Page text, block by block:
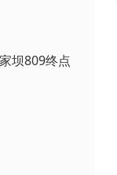
坝809终点